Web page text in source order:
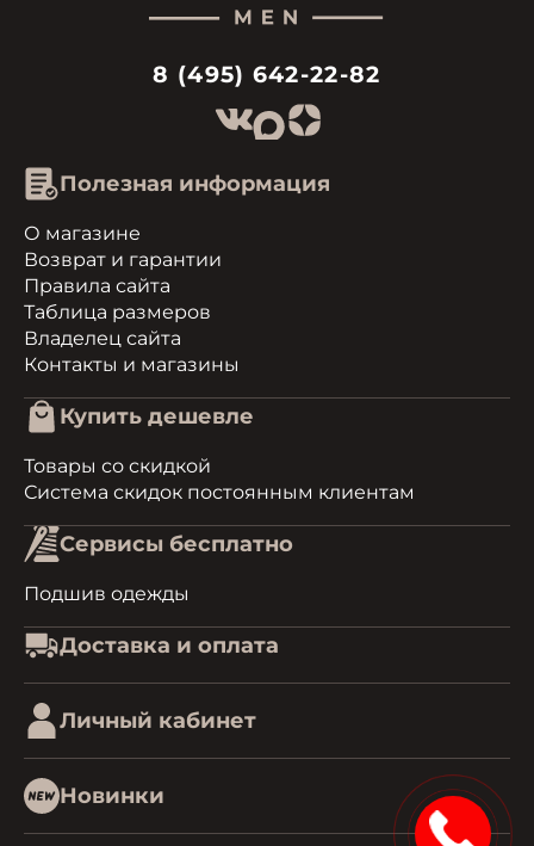
8 (495) 642-22-82
Полезная информация
О магазине
Возврат и гарантии
Правила сайта
Таблица размеров
Владелец сайта
Контакты и магазины
Купить дешевле
Товары со скидкой
Система скидок постоянным клиентам
Сервисы бесплатно
Подшив одежды
Доставка и оплата
Личный кабинет
Новинки
15%